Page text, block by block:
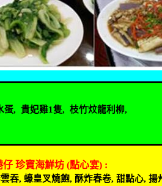
蛋,貴妃雞1隻,枝竹炆龍利柳,
仔 珍寶海鮮坊 (點心宴) :
吞, 蠔皇叉燒飽, 酥炸春卷,甜點心,揚